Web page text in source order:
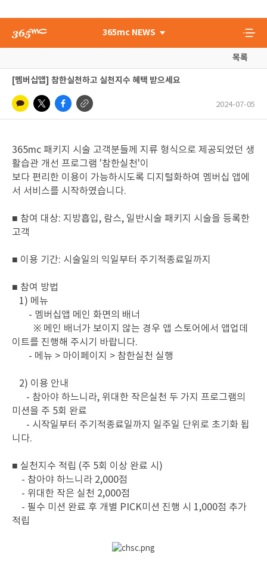
365mc NEWS
목록
[멤버십앱] 참한실천하고 실천지수 혜택 받으세요
2024-07-05
365mc 패키지 시술 고객분들께 지류 형식으로 제공되었던 생
활습관 개선 프로그램 '참한실천'이
보다 편리한 이용이 가능하시도록 디지털화하여 멤버십 앱에
서 서비스를 시작하였습니다.
■ 참여 대상: 지방흡입, 람스, 일반시술 패키지 시술을 등록한
고객
■ 이용 기간: 시술일의 익일부터 주기적종료일까지
■ 참여 방법
1) 메뉴
- 멤버십앱 메인 화면의 배너
※ 메인 배너가 보이지 않는 경우 앱 스토어에서 앱업데
이트를 진행해 주시기 바랍니다.
- 메뉴 > 마이페이지 > 참한실천 실행
2) 이용 안내
- 참아야 하느니라, 위대한 작은실천 두 가지 프로그램의
미션을 주 5회 완료
- 시작일부터 주기적종료일까지 일주일 단위로 초기화 됩
니다.
■ 실천지수 적립 (주 5회 이상 완료 시)
- 참아야 하느니라 2,000점
- 위대한 작은 실천 2,000점
- 필수 미션 완료 후 개별 PICK미션 진행 시 1,000점 추가
적립